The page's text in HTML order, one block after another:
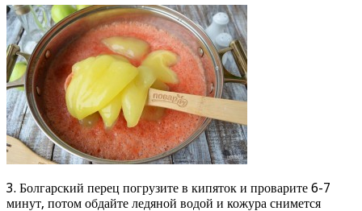
3. Болгарский перец погрузите в кипяток и проварите 6-7
минут, потом обдайте ледяной водой и кожура снимется